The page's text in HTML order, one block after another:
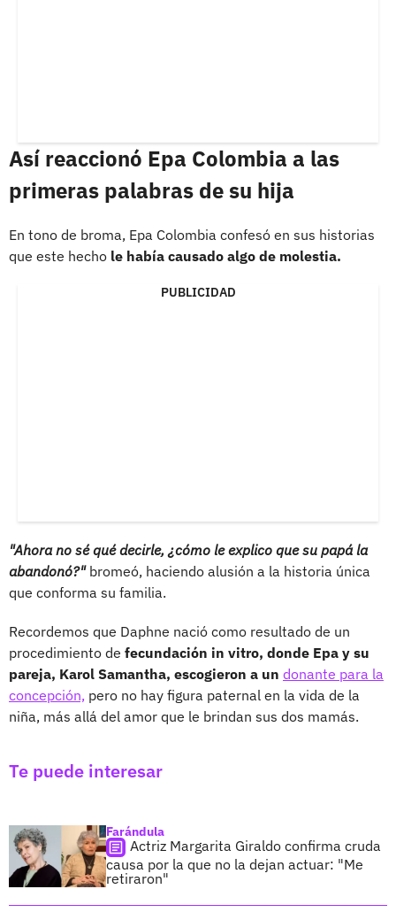
Así reaccionó Epa Colombia a las
primeras palabras de su hija
En tono de broma, Epa Colombia confesó en sus historias
que este hecho le había causado algo de molestia.
PUBLICIDAD
"Ahora no sé qué decirle, ¿cómo le explico que su papá la
abandonó?"bromeó, haciendo alusión a la historia única
que conforma su familia.
Recordemos que Daphne nació como resultado de un
procedimiento de fecundación in vitro, donde Epa y su
pareja, Karol Samantha, escogieron a un donante para la
concepción, pero no hay figura paternal en la vida de la
niña, más allá del amor que le brindan sus dos mamás.
Te puede interesar
Farándula
Actriz Margarita Giraldo confirma cruda
causa por la que no la dejan actuar: "Me
retiraron"